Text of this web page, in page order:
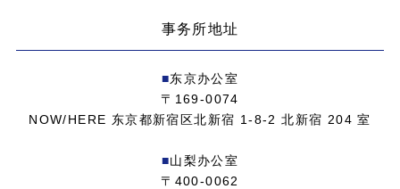
事务所地址
■东京办公室
〒169-0074
NOW/HERE 东京都新宿区北新宿 1-8-2 北新宿 204 室
■山梨办公室
〒400-0062